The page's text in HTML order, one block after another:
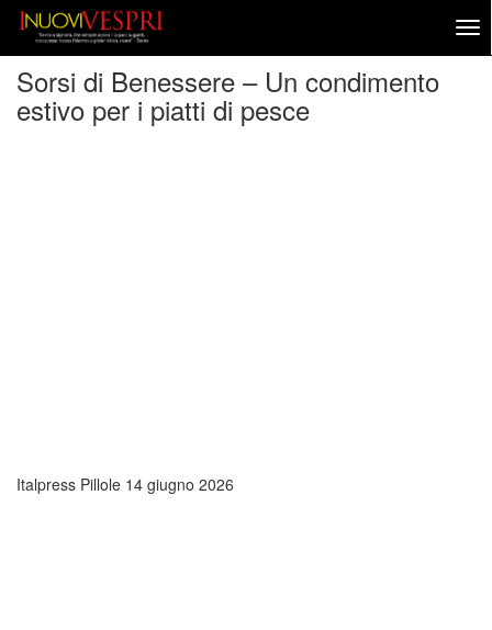
Sorsi di Benessere – Un condimento
estivo per i piatti di pesce
Italpress Pillole 14 giugno 2026